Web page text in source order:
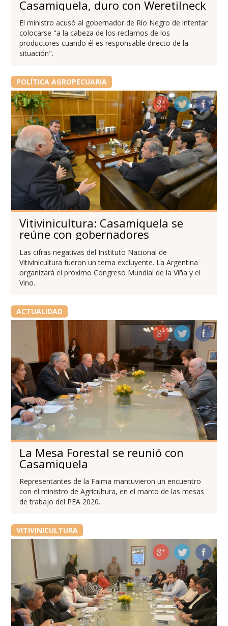
Casamiquela, duro con Weretilneck
El ministro acusó al gobernador de Río Negro de intentar
colocarse "a la cabeza de los reclamos de los
productores cuando él es responsable directo de la
situación".
POLÍTICA AGROPECUARIA
Vitivinicultura: Casamiquela se
reúne con gobernadores
Las cifras negativas del Instituto Nacional de
Vitivinicultura fueron un tema excluyente. La Argentina
organizará el próximo Congreso Mundial de la Viña y el
Vino.
ACTUALIDAD
La Mesa Forestal se reunió con
Casamiquela
Representantes de la Faima mantuvieron un encuentro
con el ministro de Agricultura, en el marco de las mesas
de trabajo del PEA 2020.
VITIVINICULTURA